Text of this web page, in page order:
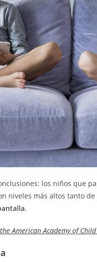
los niños que
niveles más altos tanto
.
American Academy of